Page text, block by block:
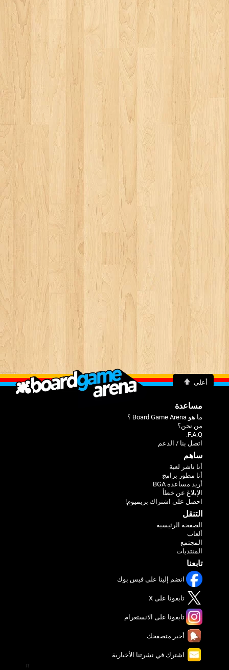
أعلى
مساعدة
ما هو Board Game Arena ؟
من نحن؟
F.A.Q.
اتصل بنا / الدعم
ساهم
أنا ناشر لعبة
أنا مطور برامج
أريد مساعدة BGA
الإبلاغ عن خطأ
احصل على اشتراك بريميوم!
التنقل
الصفحة الرئيسية
ألعاب
المجتمع
المنتديات
تابعنا
انضم إلينا على فيس بوك
تابعونا على X
تابعونا على الانستغرام
أخبر متصفحك
اشترك في نشرتنا الأخبارية
π